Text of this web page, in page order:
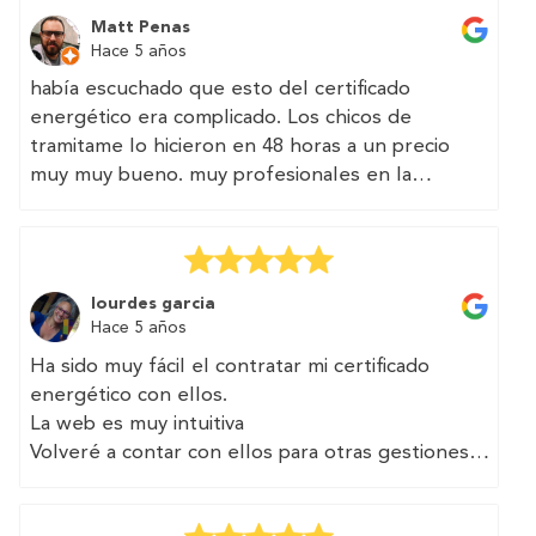
Matt Penas
Hace 5 años
había escuchado que esto del certificado
energético era complicado. Los chicos de
tramitame lo hicieron en 48 horas a un precio
muy muy bueno. muy profesionales en la
(Translated by Google)
I had heard that this energy certificate thing was
complicated. The guys from processing it in 48
hours at a very very good price. very
professional in phone service
lourdes garcia
Hace 5 años
Ha sido muy fácil el contratar mi certificado
energético con ellos.
La web es muy intuitiva
Volveré a contar con ellos para otras gestiones